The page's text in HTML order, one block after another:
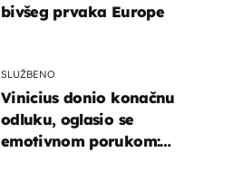
bivšeg prvaka Europe
SLUŽBENO
Vinicius donio konačnu
odluku, oglasio se
emotivnom porukom: